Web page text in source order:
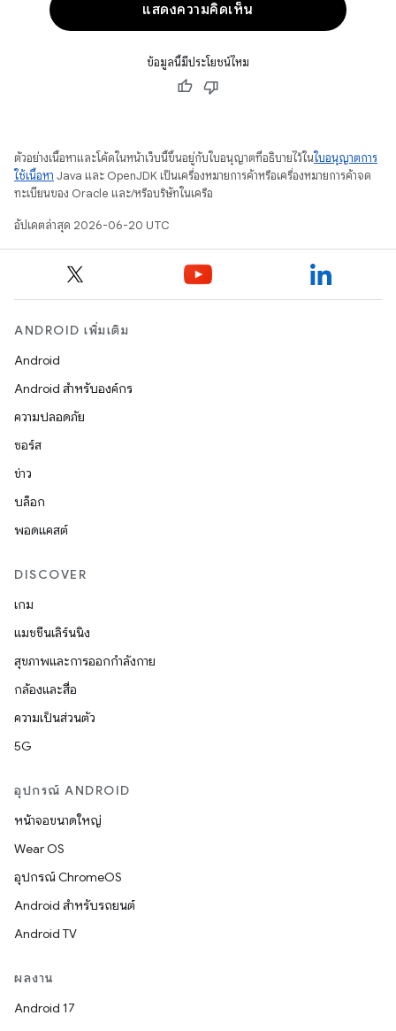
แสดงความคิดเห็น
ข้อมูลนี้มีประโยชน์ไหม
ตัวอย่างเนื้อหาและโค้ดในหน้าเว็บนี้ขึ้นอยู่กับใบอนุญาตที่อธิบายไว้ในใบอนุญาตการ
ใช้เนื้อหา Java และ OpenJDK เป็นเครื่องหมายการค้าหรือเครื่องหมายการค้าจด
ทะเบียนของ Oracle และ/หรือบริษัทในเครือ
อัปเดตล่าสุด 2026-06-20 UTC
ANDROID เพิ่มเติม
Android
Android สำหรับองค์กร
ความปลอดภัย
ซอร์ส
ข่าว
บล็อก
พอดแคสต์
DISCOVER
เกม
แมชชีนเลิร์นนิง
สุขภาพและการออกกำลังกาย
กล้องและสื่อ
ความเป็นส่วนตัว
5G
อุปกรณ์ ANDROID
หน้าจอขนาดใหญ่
Wear OS
อุปกรณ์ ChromeOS
Android สำหรับรถยนต์
Android TV
ผลงาน
Android 17